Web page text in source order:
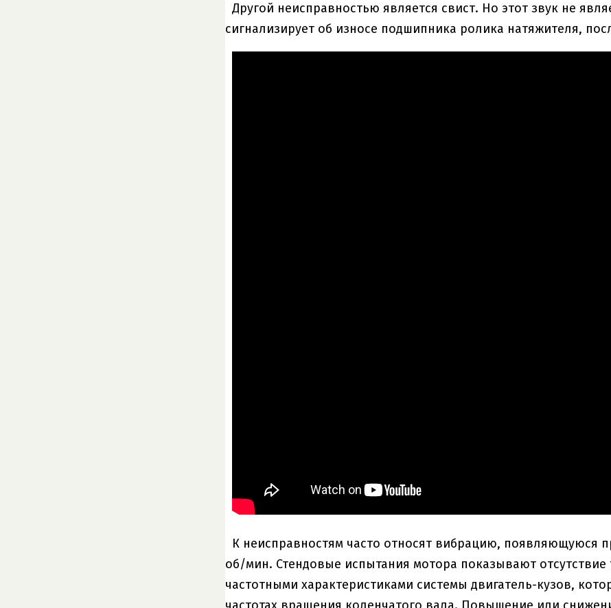
Другой неисправностью является свист. Но этот звук не
сигнализирует об износе подшипника ролика натяжителя,
К неисправностям часто относят вибрацию, появляющуюся
об/мин. Стендовые испытания мотора показывают
частотными характеристиками системы двигатель-кузов,